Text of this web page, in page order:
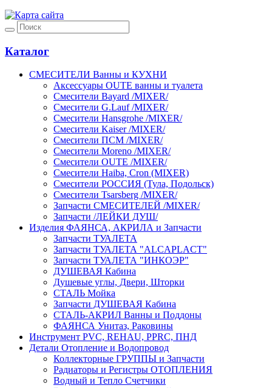
Каталог
СМЕСИТЕЛИ Ванны и КУХНИ
Аксессуары OUTE ванны и туалета
Смесители Bayard /MIXER/
Смесители G.Lauf /MIXER/
Смесители Hansgrohe /MIXER/
Смесители Kaiser /MIXER/
Смесители ПСМ /MIXER/
Смесители Moreno /MIXER/
Смесители OUTE /MIXER/
Смесители Haiba, Cron (MIXER)
Смесители РОССИЯ (Тула, Подольск)
Смесители Tsarsberg /MIXER/
Запчасти СМЕСИТЕЛЕЙ /MIXER/
Запчасти /ЛЕЙКИ ДУШ/
Изделия ФАЯНСА, АКРИЛА и Запчасти
Запчасти ТУАЛЕТА
Запчасти ТУАЛЕТА "ALCAPLACT"
Запчасти ТУАЛЕТА "ИНКОЭР"
ДУШЕВАЯ Кабина
Душевые углы, Двери, Шторки
СТАЛЬ Мойка
Запчасти ДУШЕВАЯ Кабина
СТАЛЬ-АКРИЛ Ванны и Поддоны
ФАЯНСА Унитаз, Раковины
Инструмент PVC, REHAU, PPRC, ПНД
Детали Отопление и Водопровод
Коллекторные ГРУППЫ и Запчасти
Радиаторы и Регистры ОТОПЛЕНИЯ
Водный и Тепло Счетчики